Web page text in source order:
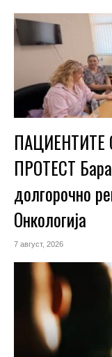
ПАЦИЕНТИТЕ
ПРОТЕСТ
долгорочно
Онкологија
7 август, 2026